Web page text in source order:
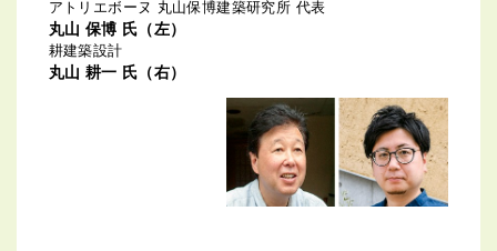
アトリエボーヌ 丸山保博建築研究所 代表
丸山 保博 氏（左）
耕建築設計
丸山 耕一 氏（右）